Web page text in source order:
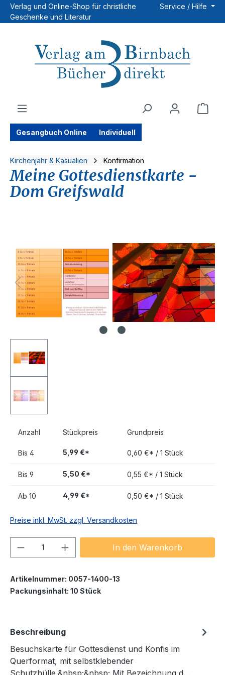
Zum Hauptinhalt springen
Verlag und Online-Shop für christliche
Geschenke und Literatur
Service / Hilfe
Gesangbuch Online Individuell
Kirchenjahr & Kasualien Konfirmation
Meine Gottesdienstkarte -
Dom Greifswald
Anzahl Stückpreis Grundpreis
Bis 4 5,99 €* 0,60 €* / 1 Stück
Bis 9 5,50 €* 0,55 €* / 1 Stück
Ab 10 4,99 €* 0,50 €* / 1 Stück
Preise inkl. MwSt. zzgl. Versandkosten
Produkt Anzahl: Gib denIn den Warenkorb
Artikelnummer: 0057-1400-13
Packungsinhalt: 10 Stück
Beschreibung
Besuchskarte für Gottesdienst und Konfis im
Querformat, mit selbstklebender
Schutzhülle.&nbsp;&nbsp; Mit Bezeichnung d…